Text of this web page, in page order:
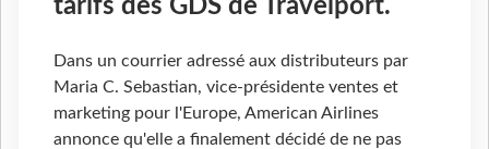
tarifs des GDS de Travelport.
Dans un courrier adressé aux distributeurs par
Maria C. Sebastian, vice-présidente ventes et
marketing pour l'Europe, American Airlines
annonce qu'elle a finalement décidé de ne pas